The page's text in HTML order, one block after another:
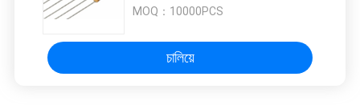
MOQ： 10000PCS
চালিয়ে